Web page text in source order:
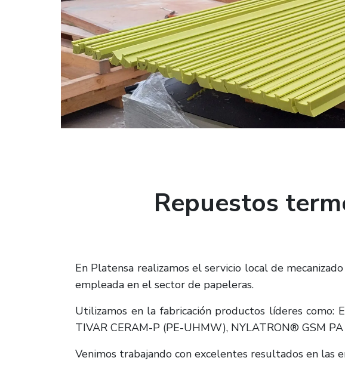
Repuestos
En Platensa realizamos el servicio local de
empleada en el sector de papeleras.
Utilizamos en la fabricación productos líderes como:
TIVAR CERAM-P (PE-UHMW), NYLATRON® GSM
Venimos trabajando con excelentes resultados en las